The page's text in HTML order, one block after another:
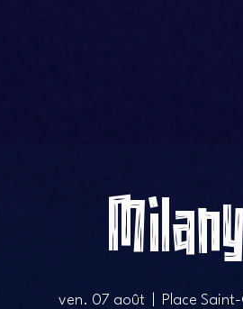
Milany
ven. 07 août Place